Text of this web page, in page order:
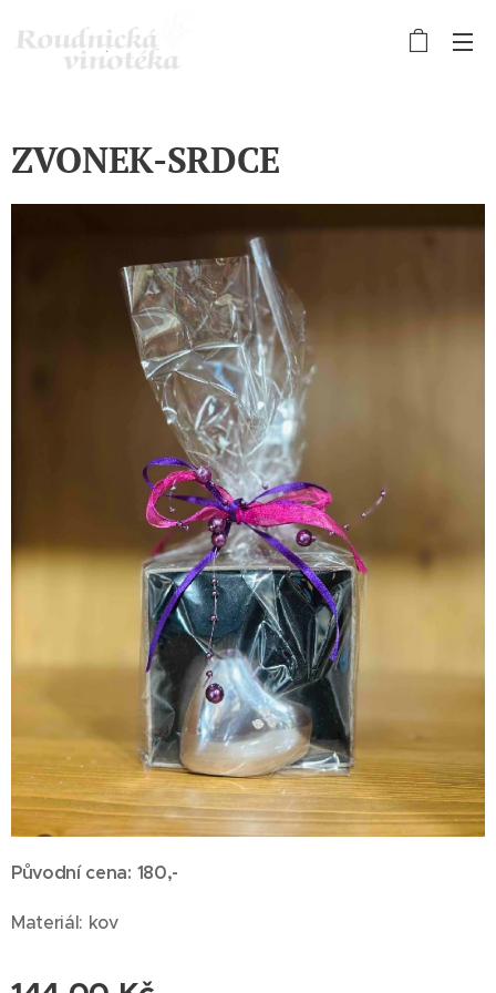
ZVONEK-SRDCE
Původní cena: 180,-
Materiál: kov